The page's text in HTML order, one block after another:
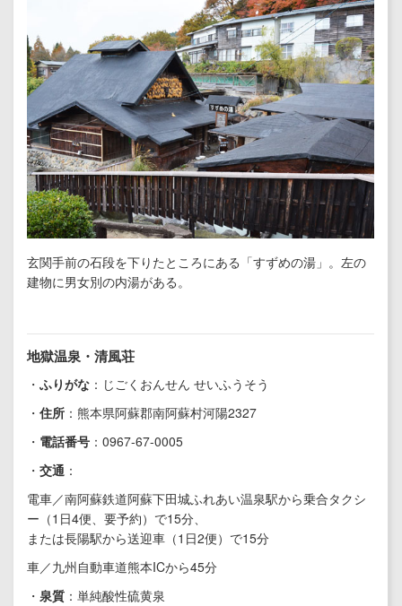
玄関手前の石段を下りたところにある「すずめの湯」。左の
建物に男女別の内湯がある。
地獄温泉・清風荘
・ ふりがな ：じごくおんせん せいふうそう
・ 住所 ：熊本県阿蘇郡南阿蘇村河陽2327
・ 電話番号 ：0967-67-0005
・ 交通 ：
電車／南阿蘇鉄道阿蘇下田城ふれあい温泉駅から乗合タクシ
ー（1日4便、要予約）で15分、
または長陽駅から送迎車（1日2便）で15分
車／九州自動車道熊本ICから45分
・ 泉質 ：単純酸性硫黄泉